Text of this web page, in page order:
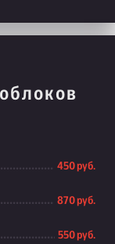
450 руб.
870 руб.
550 руб.